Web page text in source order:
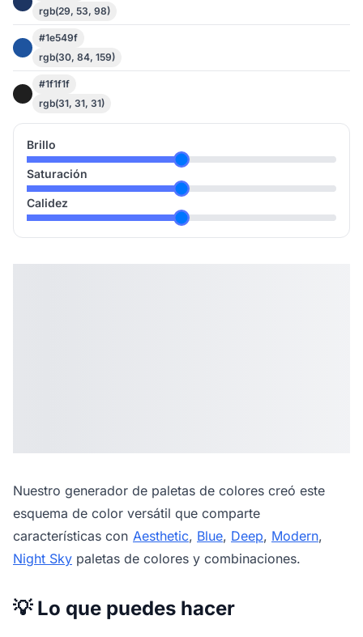
rgb(29, 53, 98)
#1e549f
rgb(30, 84, 159)
#1f1f1f
rgb(31, 31, 31)
Brillo
Saturación
Calidez
Nuestro generador de paletas de colores creó este
esquema de color versátil que comparte
características con Aesthetic, Blue, Deep, Modern,
Night Sky paletas de colores y combinaciones.
💡 Lo que puedes hacer